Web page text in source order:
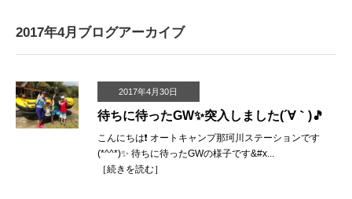
2017年4月ブログアーカイブ
2017年4月30日
待ちに待ったGW✨突入しました(´∀｀)🎵
こんにちは❗️ オートキャンプ那珂川ステーションです
(*^^*)✨ 待ちに待ったGWの様子です&#x...
［続きを読む］